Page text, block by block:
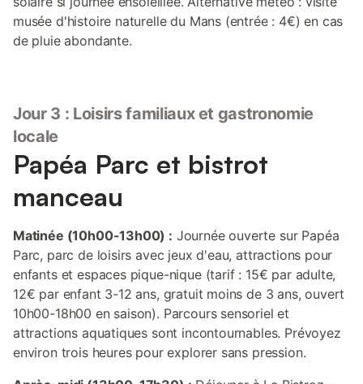
musée d'histoire naturelle du Mans (entrée : 4€) en cas
de pluie abondante.
Jour 3 : Loisirs familiaux et gastronomie
locale
Papéa Parc et bistrot
manceau
Matinée (10h00-13h00) : Journée ouverte sur Papéa
Parc, parc de loisirs avec jeux d'eau, attractions pour
enfants et espaces pique-nique (tarif : 15€ par adulte,
12€ par enfant 3-12 ans, gratuit moins de 3 ans, ouvert
10h00-18h00 en saison). Parcours sensoriel et
attractions aquatiques sont incontournables. Prévoyez
environ trois heures pour explorer sans pression.